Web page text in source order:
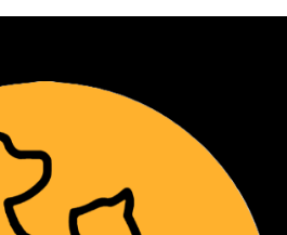
para validación clínica.
No realizamos envíos a
El retiro es
clínica en